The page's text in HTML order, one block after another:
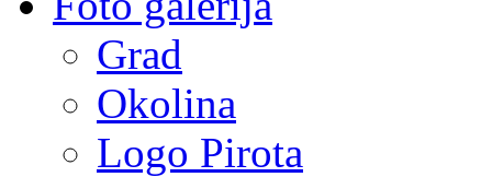
Grad
Okolina
Logo Pirota